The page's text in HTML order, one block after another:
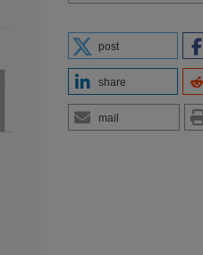
post
share
mail